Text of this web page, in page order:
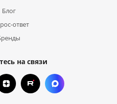
Блог
ответ
на связи